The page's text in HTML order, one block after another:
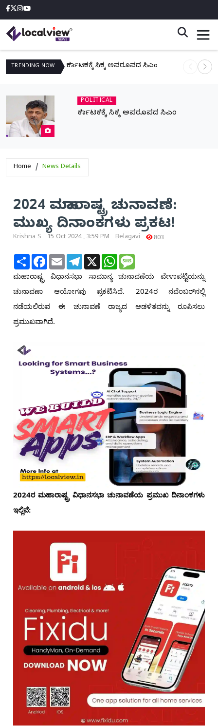
TRENDING NOW ಕರ್ನಾಟಕಕ್ಕೆ ಸಿಕ್ಕ ಅಪರೂಪದ ಸಿಎಂ ನಾಳೆ
POLITICAL
ಕರ್ನಾಟಕಕ್ಕೆ ಸಿಕ್ಕ ಅಪರೂಪದ ಸಿಎಂ
Home News Details
2024 ಮಹಾರಾಷ್ಟ್ರ ಚುನಾವಣೆ:
ಮುಖ್ಯ ದಿನಾಂಕಗಳು ಪ್ರಕಟ!
Krishna S 15 Oct 2024 , 3:59 PM Belagavi 803
ShareFacebook
Email Telegram
X WhatsApp
ಮಹಾರಾಷ್ಟ್ರ ವಿಧಾನಸಭಾ ಸಾಮಾನ್ಯ ಚುನಾವಣೆಯ ವೇಳಾಪಟ್ಟಿಯನ್ನು
ಚುನಾವಣಾ ಆಯೋಗವು ಪ್ರಕಟಿಸಿದೆ. 2024ರ ನವೆಂಬರ್‌ನಲ್ಲಿ
ನಡೆಯಲಿರುವ ಈ ಚುನಾವಣೆ ರಾಜ್ಯದ ಆಡಳಿತವನ್ನು ರೂಪಿಸಲು
ಪ್ರಮುಖವಾಗಿದೆ.
2024ರ ಮಹಾರಾಷ್ಟ್ರ ವಿಧಾನಸಭಾ ಚುನಾವಣೆಯ ಪ್ರಮುಖ ದಿನಾಂಕಗಳು
ಇಲ್ಲಿವೆ: